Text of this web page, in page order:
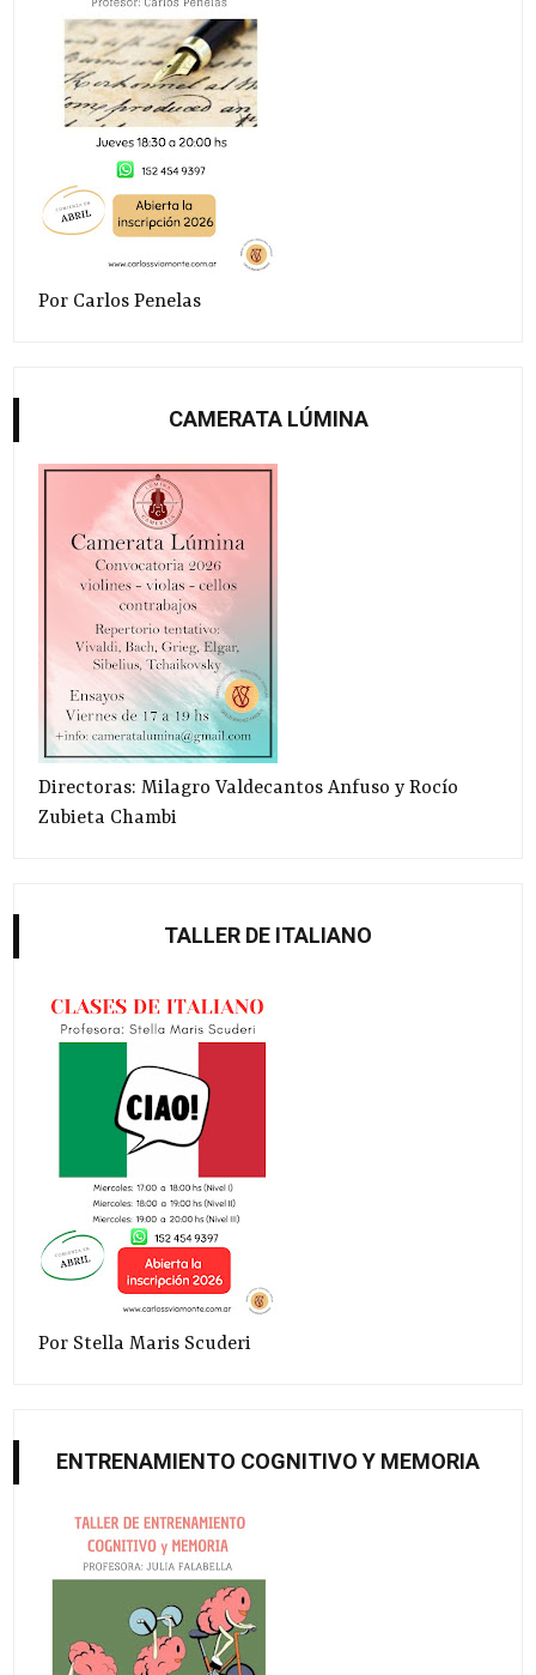
Por Carlos Penelas
CAMERATA LÚMINA
Directoras: Milagro Valdecantos Anfuso y Rocío
Zubieta Chambi
TALLER DE ITALIANO
Por Stella Maris Scuderi
ENTRENAMIENTO COGNITIVO Y MEMORIA